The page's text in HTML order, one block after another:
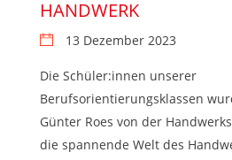
HANDWERK
13 Dezember 2023
Die Schüler:innen unserer
Berufsorientierungsklassen
Günter Roes von der
die spannende Welt des